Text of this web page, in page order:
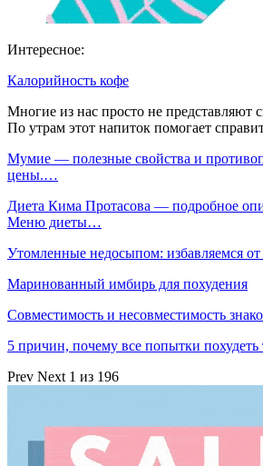
Интересное:
Калорийность кофе
Многие из нас просто не представляют
По утрам этот напиток помогает
Мумие — полезные свойства и
цены.…
Диета Кима Протасова — подробное
Меню диеты…
Утомленные недосыпом: избавляемся от
Маринованный имбирь для похудения
Совместимость и несовместимость
5 причин, почему все попытки похудеть
Prev Next 1 из 196